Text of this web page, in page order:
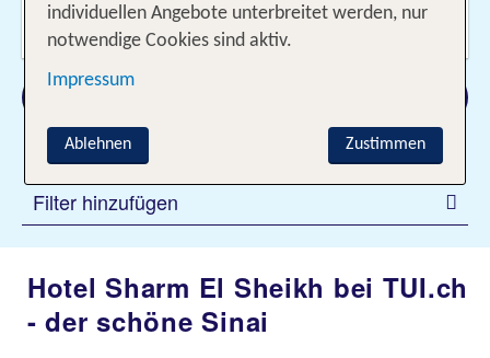
Wer reist mit?
2 Erwachsene
Filter hinzufügen
Hotel Sharm El Sheikh bei TUI.ch
- der schöne Sinai
individuellen Angebote unterbreitet werden, nur
notwendige Cookies sind aktiv.
Impressum
Zustimmen
Ablehnen